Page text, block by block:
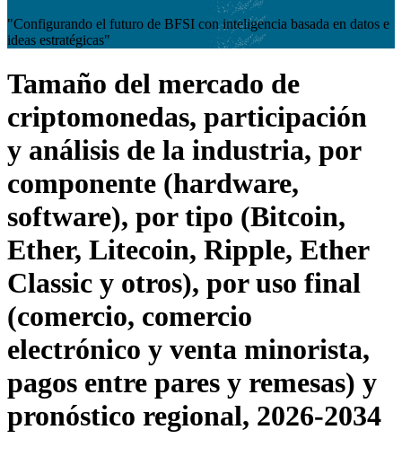
"Configurando el futuro de BFSI con inteligencia basada en datos e
ideas estratégicas"
Tamaño del mercado de
criptomonedas, participación
y análisis de la industria, por
componente (hardware,
software), por tipo (Bitcoin,
Ether, Litecoin, Ripple, Ether
Classic y otros), por uso final
(comercio, comercio
electrónico y venta minorista,
pagos entre pares y remesas) y
pronóstico regional, 2026-2034